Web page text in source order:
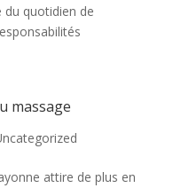
du quotidien de
massage
attire de plus en